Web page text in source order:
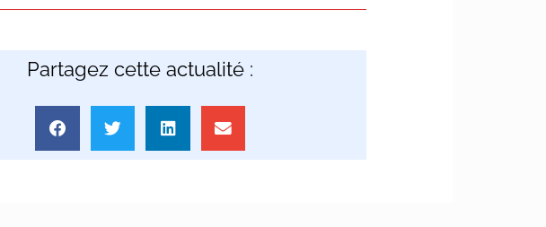
Partagez cette actualité :